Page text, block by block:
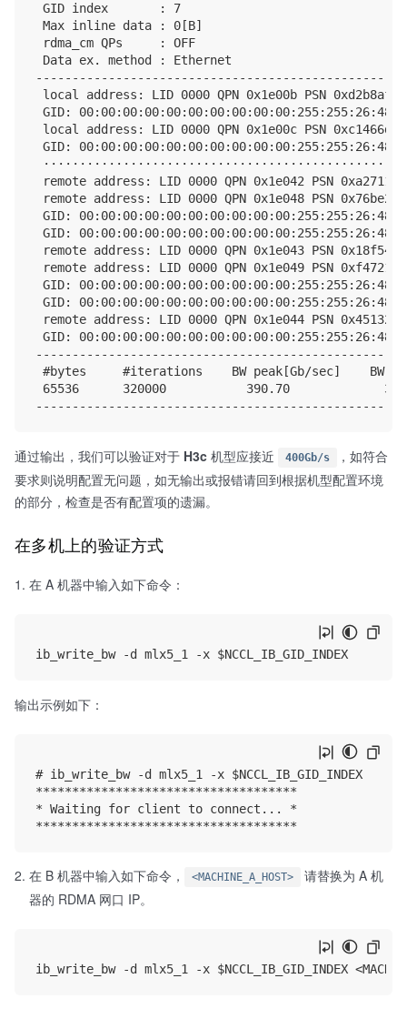
GID index       : 7
Max inline data : 0[B]
rdma_cm QPs     : OFF
Data ex. method : Ethernet
local address: LID 0000 QPN 0x1e00b PSN 0xd2b8af
GID:
local address: LID 0000 QPN 0x1e00c PSN 0xc1466d
GID:
remote address: LID 0000 QPN 0x1e042 PSN
remote address: LID 0000 QPN 0x1e048 PSN
GID:
GID:
remote address: LID 0000 QPN 0x1e043 PSN
remote address: LID 0000 QPN 0x1e049 PSN
GID:
GID:
remote address: LID 0000 QPN 0x1e044 PSN
GID:
#bytes     #iterations    BW peak[Gb/sec]    BW
65536      320000           390.70
通过输出，我们可以验证对于 H3c 机型应接近 400Gb/s
，如符合
要求则说明配置无问题，如无输出或报错请回到根据机型配置环境
的部分，检查是否有配置项的遗漏。
在多机上的验证方式
在 A 机器中输入如下命令：
输出示例如下：
# ib_write_bw -d mlx5_1 -x $NCCL_IB_GID_INDEX
************************************
* Waiting for client to connect... *
在 B 机器中输入如下命令， <MACHINE_A_HOST>
请替换为 A 机
器的 RDMA 网口 IP。